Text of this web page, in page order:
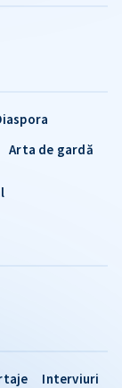
Interviuri
Arta de gardă